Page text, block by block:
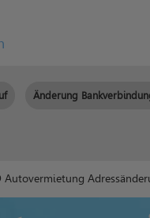
Änderung
Autovermietung